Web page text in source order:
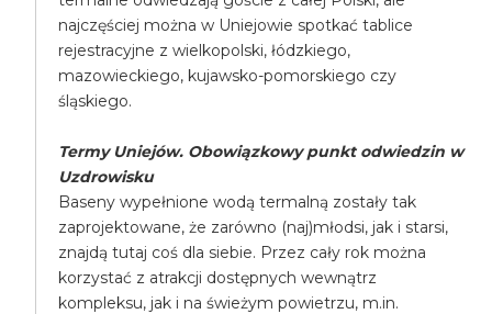
najczęściej można w Uniejowie spotkać tablice
rejestracyjne z wielkopolski, łódzkiego,
mazowieckiego, kujawsko-pomorskiego czy
śląskiego.
Termy Uniejów. Obowiązkowy punkt odwiedzin w
Uzdrowisku
Baseny wypełnione wodą termalną zostały tak
zaprojektowane, że zarówno (naj)młodsi, jak i starsi,
znajdą tutaj coś dla siebie. Przez cały rok można
korzystać z atrakcji dostępnych wewnątrz
kompleksu, jak i na świeżym powietrzu, m.in.